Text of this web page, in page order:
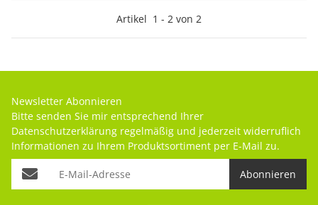
Artikel 1 - 2 von 2
Newsletter Abonnieren
Bitte senden Sie mir entsprechend Ihrer
Datenschutzerklärung regelmäßig und jederzeit widerruflich
Informationen zu Ihrem Produktsortiment per E-Mail zu.
Abonnieren